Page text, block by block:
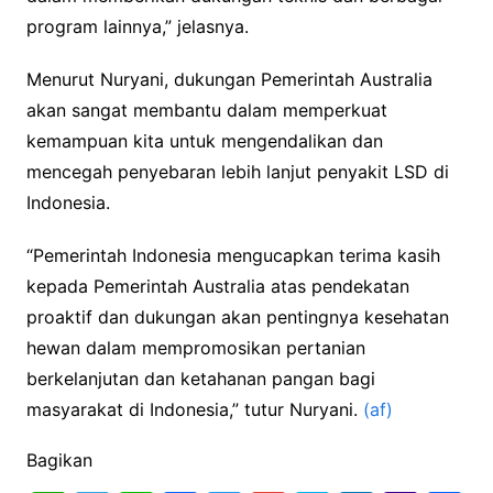
program lainnya,” jelasnya.
Menurut Nuryani, dukungan Pemerintah Australia
akan sangat membantu dalam memperkuat
kemampuan kita untuk mengendalikan dan
mencegah penyebaran lebih lanjut penyakit LSD di
Indonesia.
“Pemerintah Indonesia mengucapkan terima kasih
kepada Pemerintah Australia atas pendekatan
proaktif dan dukungan akan pentingnya kesehatan
hewan dalam mempromosikan pertanian
berkelanjutan dan ketahanan pangan bagi
masyarakat di Indonesia,” tutur Nuryani. (af)
Bagikan